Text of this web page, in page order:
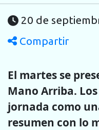
20 de
Compartir
El martes se
Mano Arriba.
jornada como
resumen con lo